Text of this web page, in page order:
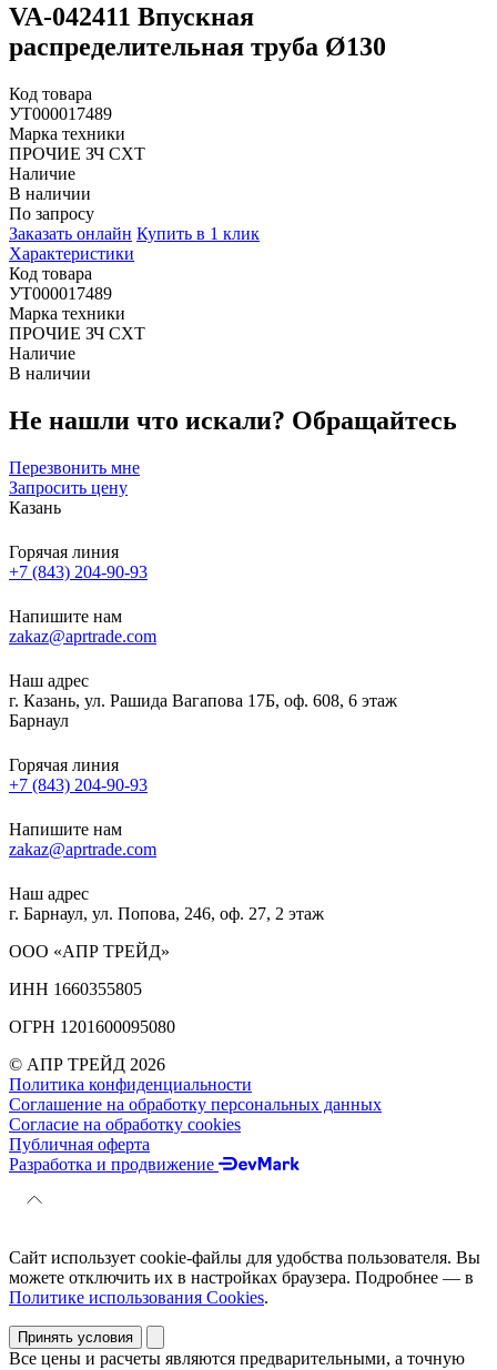
VA-042411 Впускная
распределительная труба Ø130
Код товара
УТ000017489
Марка техники
ПРОЧИЕ ЗЧ СХТ
Наличие
В наличии
По запросу
Заказать онлайн Купить в 1 клик
Характеристики
Код товара
УТ000017489
Марка техники
ПРОЧИЕ ЗЧ СХТ
Наличие
В наличии
Не нашли что искали? Обращайтесь
Перезвонить мне
Запросить цену
Казань
Горячая линия
+7 (843) 204-90-93
Напишите нам
zakaz@aprtrade.com
Наш адрес
г. Казань, ул. Рашида Вагапова 17Б, оф. 608, 6 этаж
Барнаул
Горячая линия
+7 (843) 204-90-93
Напишите нам
zakaz@aprtrade.com
Наш адрес
г. Барнаул, ул. Попова, 246, оф. 27, 2 этаж
ООО «АПР ТРЕЙД»
ИНН 1660355805
ОГРН 1201600095080
© АПР ТРЕЙД 2026
Политика конфиденциальности
Соглашение на обработку персональных данных
Согласие на обработку cookies
Публичная оферта
Разработка и продвижение
Сайт использует cookie-файлы для удобства пользователя. Вы
можете отключить их в настройках браузера. Подробнее — в
Политике использования Cookies.
Принять условия
Все цены и расчеты являются предварительными, а точную